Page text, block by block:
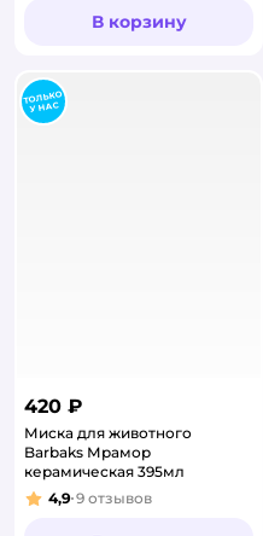
В корзину
420 ₽
Миска для животного
Barbaks Мрамор
керамическая 395мл
Рейтинг:
4,9 9 отзывов